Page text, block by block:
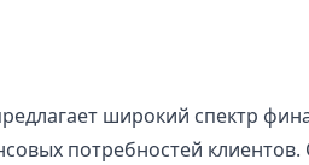
широкий спектр
потребностей клиентов.